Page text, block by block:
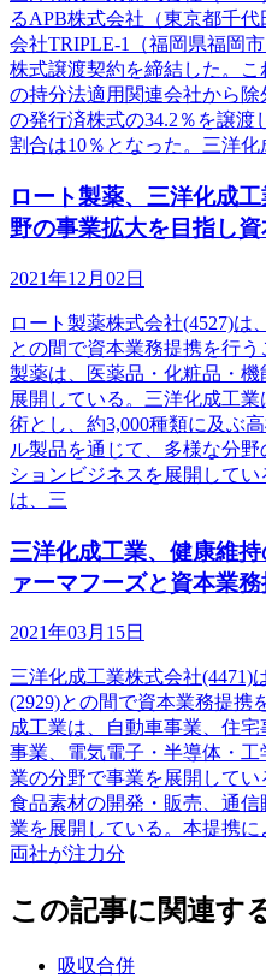
るAPB株式会社（東京都千
会社TRIPLE-1（福岡県福岡
株式譲渡契約を締結した。
の持分法適用関連会社から
の発行済株式の34.2％を譲
割合は10％となった。三洋
ロート製薬、三洋化成
野の事業拡大を目指し
2021年12月02日
ロート製薬株式会社(4527)は
との間で資本業務提携を行
製薬は、医薬品・化粧品・
展開している。三洋化成工
術とし、約3,000種類に及ぶ
ル製品を通じて、多様な分
ションビジネスを展開して
は、三
三洋化成工業、健康維
ァーマフーズと資本業
2021年03月15日
三洋化成工業株式会社(4471)
(2929)との間で資本業務提携
成工業は、自動車事業、住
事業、電気電子・半導体・
業の分野で事業を展開して
食品素材の開発・販売、通
業を展開している。本提携に
両社が注力分
この記事に関連す
吸収合併